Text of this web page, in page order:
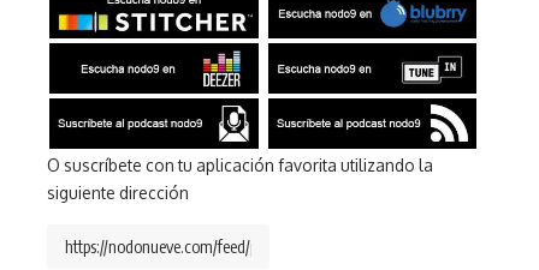
O suscríbete con tu aplicación favorita utilizando la
siguiente dirección